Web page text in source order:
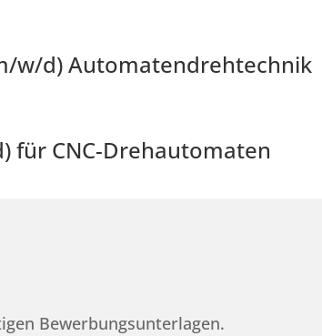
w/d) Automatendrehtechnik
für CNC-Drehautomaten
Bewerbungsunterlagen.